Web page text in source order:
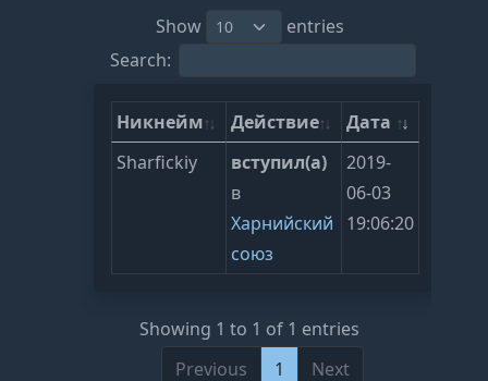
Show
entries
Search:
Никнейм Действие
Дата
Sharfickiy
вступил(а)
в
Харнийский
союз
2019-
06-03
19:06:20
Showing 1 to 1 of 1 entries
Previous
1 Next